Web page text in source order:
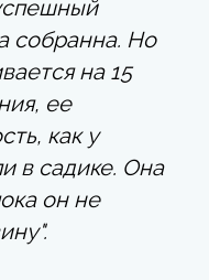
собранна. Но
на 15
ее
как у
в садике. Она
он не